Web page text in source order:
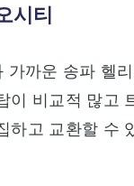
시티
가까운 송파 헬
이 비교적 많고
하고 교환할 수